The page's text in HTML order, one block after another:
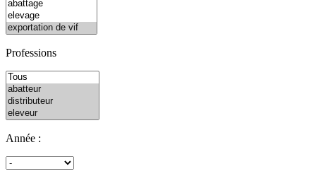
Professions
Année :